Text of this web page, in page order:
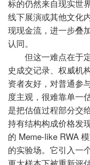
标的仍然来自现实世
线下展演或其他文化
现现金流，进一步叠
认同。
但这一难点在于
史成交记录、权威机
资者友好，对普通参
度主观，很难靠单一
是把估值过程部分交
持有结构构成价格发
的 Meme-like RWA
的实验场。它引入一